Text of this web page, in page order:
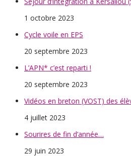
1 octobre 2023
Cycle voile en EPS
20 septembre 2023
L’APN* c’est reparti !
20 septembre 2023
Vidéos en breton (VOST) des
4 juillet 2023
Sourires de fin d’année…
29 juin 2023